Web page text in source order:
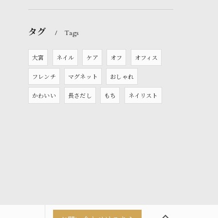
タグ Tags
大宮 ネイル ケア オフ オフィス
フレンチ マグネット おしゃれ
かわいい 長さだし もち ネイリスト